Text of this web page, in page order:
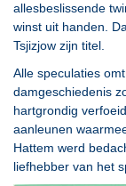
allesbeslissende
winst uit handen.
Tsjizjow zijn titel.
Alle speculaties
damgeschiedenis
hartgrondig
aanleunen
Hattem werd
liefhebber van het